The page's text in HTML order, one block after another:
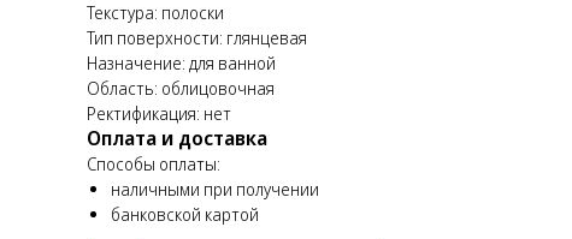
Текстура: полоски
Тип поверхности: глянцевая
Назначение: для ванной
Область: облицовочная
Ректификация: нет
Оплата и доставка
Способы оплаты:
наличными при получении
банковской картой